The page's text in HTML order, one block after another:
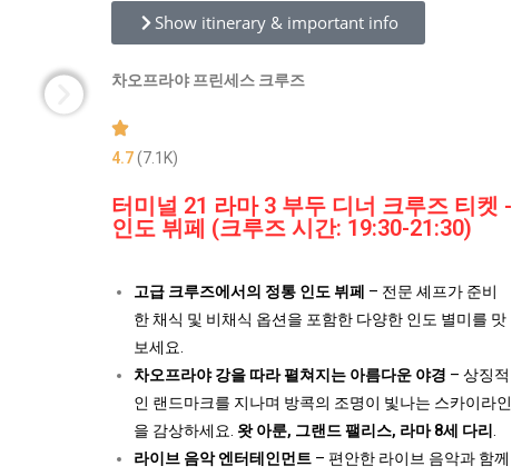
Show itinerary & important info
차오프라야 프린세스 크루즈
4.7(7.1K)
터미널 21 라마 3 부두 디너 크루즈 티켓 -
인도 뷔페 (크루즈 시간: 19:30-21:30)
고급 크루즈에서의 정통 인도 뷔페 – 전문 셰프가 준비
한 채식 및 비채식 옵션을 포함한 다양한 인도 별미를 맛
보세요.
차오프라야 강을 따라 펼쳐지는 아름다운 야경 – 상징적
인 랜드마크를 지나며 방콕의 조명이 빛나는 스카이라인
을 감상하세요. 왓 아룬, 그랜드 팰리스, 라마 8세 다리
라이브 음악 엔터테인먼트– 편안한 라이브 음악과 함께